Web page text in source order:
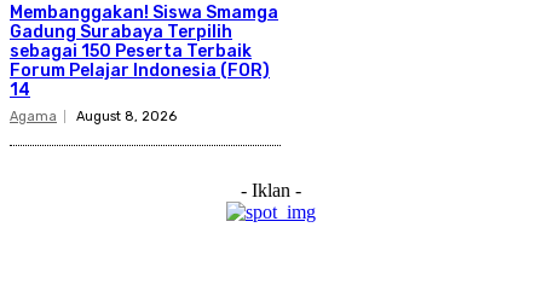
Membanggakan! Siswa Smamga
Gadung Surabaya Terpilih
sebagai 150 Peserta Terbaik
Forum Pelajar Indonesia (FOR)
14
Agama August 8, 2026
- Iklan -